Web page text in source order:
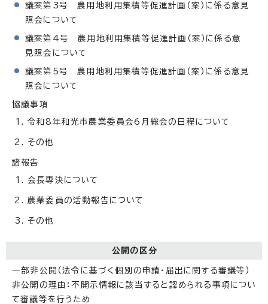
議案第3号 農用地利用集積等促進計画（案）に係る意見
照会について
議案第4号 農用地利用集積等促進計画（案）に係る意
見照会について
議案第5号 農用地利用集積等促進計画（案）に係る意見
照会について
協議事項
令和8年和光市農業委員会6月総会の日程について
その他
諸報告
会長専決について
農業委員の活動報告について
その他
公開の区分
一部非公開（法令に基づく個別の申請・届出に関する審議等）
非公開の理由：不開示情報に該当すると認められる事項につい
て審議等を行うため